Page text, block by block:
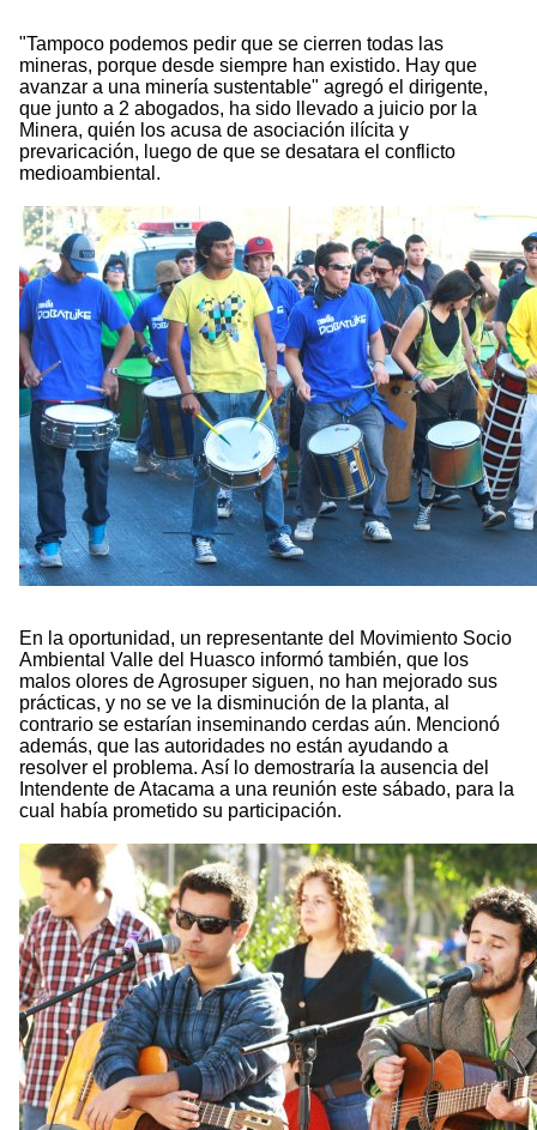
"Tampoco podemos pedir que se cierren todas las
mineras, porque desde siempre han existido. Hay que
avanzar a una minería sustentable" agregó el dirigente,
que junto a 2 abogados, ha sido llevado a juicio por la
Minera, quién los acusa de asociación ilícita y
prevaricación, luego de que se desatara el conflicto
medioambiental.
En la oportunidad, un representante del Movimiento Socio
Ambiental Valle del Huasco informó también, que los
malos olores de Agrosuper siguen, no han mejorado sus
prácticas, y no se ve la disminución de la planta, al
contrario se estarían inseminando cerdas aún. Mencionó
además, que las autoridades no están ayudando a
resolver el problema. Así lo demostraría la ausencia del
Intendente de Atacama a una reunión este sábado, para la
cual había prometido su participación.